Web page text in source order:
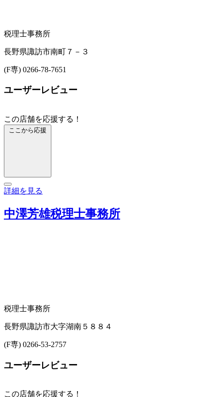
税理士事務所
長野県諏訪市南町７－３
(F専) 0266-78-7651
ユーザーレビュー
この店舗を応援する！
ここから応援
詳細を見る
中澤芳雄税理士事務所
税理士事務所
長野県諏訪市大字湖南５８８４
(F専) 0266-53-2757
ユーザーレビュー
この店舗を応援する！